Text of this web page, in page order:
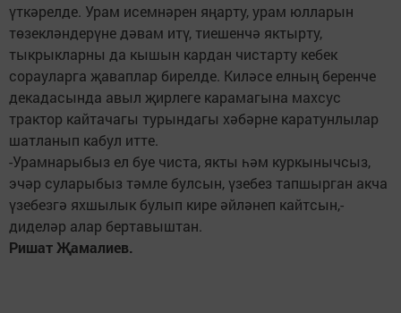
үткәрелде. Урам исемнәрен яңарту, урам юлларын
төзекләндерүне дәвам итү, тиешенчә яктырту,
тыкрыкларны да кышын кардан чистарту кебек
сорауларга җаваплар бирелде. Киләсе елның беренче
декадасында авыл җирлеге карамагына махсус
трактор кайтачагы турындагы хәбәрне каратунлылар
шатланып кабул итте.
-Урамнарыбыз ел буе чиста, якты һәм куркынычсыз,
эчәр суларыбыз тәмле булсын, үзебез тапшырган акча
үзебезгә яхшылык булып кире әйләнеп кайтсын,-
диделәр алар бертавыштан.
Ришат Җамалиев.